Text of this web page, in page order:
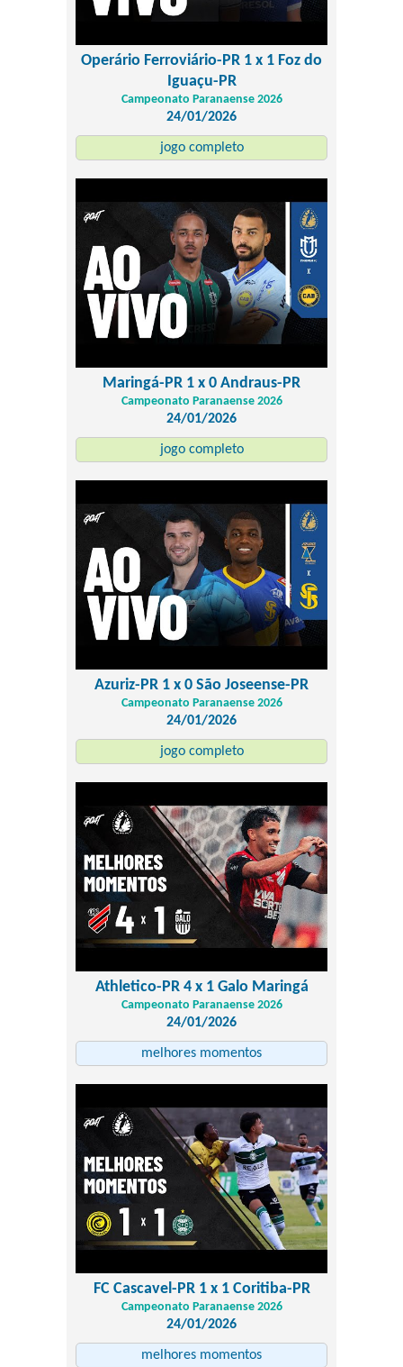
Operário Ferroviário-PR 1 x 1 Foz do
Iguaçu-PR
Campeonato Paranaense 2026
24/01/2026
jogo completo
Maringá-PR 1 x 0 Andraus-PR
Campeonato Paranaense 2026
24/01/2026
jogo completo
Azuriz-PR 1 x 0 São Joseense-PR
Campeonato Paranaense 2026
24/01/2026
jogo completo
Athletico-PR 4 x 1 Galo Maringá
Campeonato Paranaense 2026
24/01/2026
melhores momentos
FC Cascavel-PR 1 x 1 Coritiba-PR
Campeonato Paranaense 2026
24/01/2026
melhores momentos